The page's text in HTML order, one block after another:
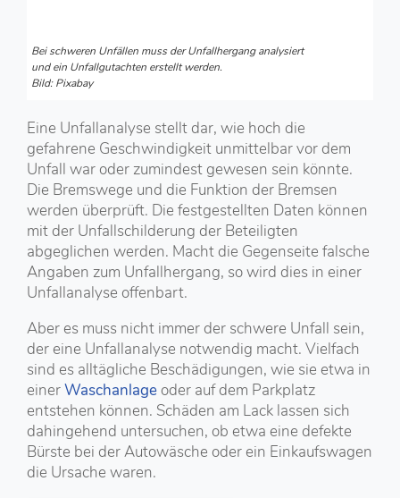
Bei schweren Unfällen muss der Unfallhergang analysiert
und ein Unfallgutachten erstellt werden.
Bild: Pixabay
Eine Unfallanalyse stellt dar, wie hoch die
gefahrene Geschwindigkeit unmittelbar vor dem
Unfall war oder zumindest gewesen sein könnte.
Die Bremswege und die Funktion der Bremsen
werden überprüft. Die festgestellten Daten können
mit der Unfallschilderung der Beteiligten
abgeglichen werden. Macht die Gegenseite falsche
Angaben zum Unfallhergang, so wird dies in einer
Unfallanalyse offenbart.
Aber es muss nicht immer der schwere Unfall sein,
der eine Unfallanalyse notwendig macht. Vielfach
sind es alltägliche Beschädigungen, wie sie etwa in
einerWaschanlage oder auf dem Parkplatz
entstehen können. Schäden am Lack lassen sich
dahingehend untersuchen, ob etwa eine defekte
Bürste bei der Autowäsche oder ein Einkaufswagen
die Ursache waren.